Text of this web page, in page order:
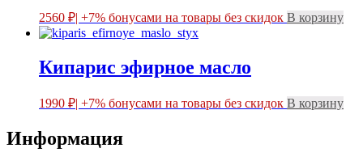
2560 ₽| +7% бонусами на товары без скидок В корзину
Кипарис эфирное масло
1990 ₽ | +7% бонусами на товары без скидок В корзину
Информация